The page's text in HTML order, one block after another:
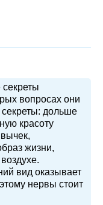
вопросах они
дольше
красоту
жизни,
вид оказывает
нервы стоит